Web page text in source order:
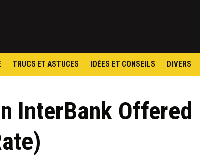
TRUCS ET ASTUCES IDÉES ET CONSEILS DIVERS
InterBank Offered